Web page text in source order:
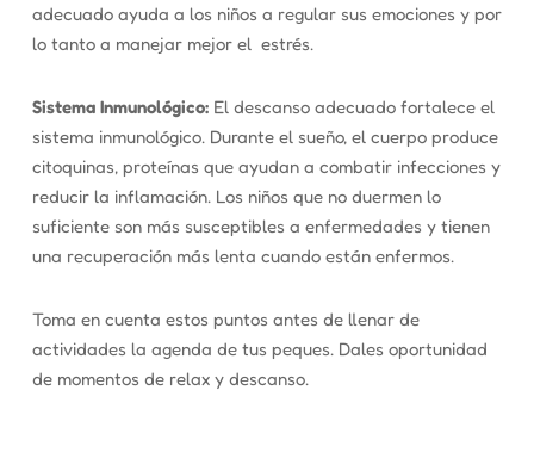
adecuado ayuda a los niños a regular sus emociones y por
lo tanto a manejar mejor el estrés.
Sistema Inmunológico: El descanso adecuado fortalece el
sistema inmunológico. Durante el sueño, el cuerpo produce
citoquinas, proteínas que ayudan a combatir infecciones y
reducir la inflamación. Los niños que no duermen lo
suficiente son más susceptibles a enfermedades y tienen
una recuperación más lenta cuando están enfermos.
Toma en cuenta estos puntos antes de llenar de
actividades la agenda de tus peques. Dales oportunidad
de momentos de relax y descanso.